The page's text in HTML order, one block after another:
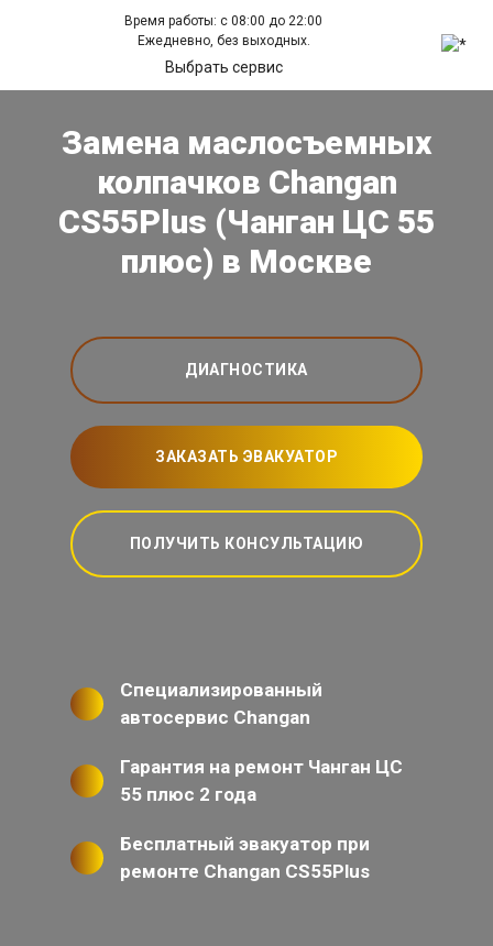
Время работы: с 08:00 до 22:00
Ежедневно, без выходных.
Выбрать сервис
Замена маслосъемных
колпачков Changan
CS55Plus (Чанган ЦС 55
плюс) в Москве
ДИАГНОСТИКА
ЗАКАЗАТЬ ЭВАКУАТОР
ПОЛУЧИТЬ КОНСУЛЬТАЦИЮ
Специализированный
автосервис Changan
Гарантия на ремонт Чанган ЦС
55 плюс 2 года
Бесплатный эвакуатор при
ремонте Changan CS55Plus